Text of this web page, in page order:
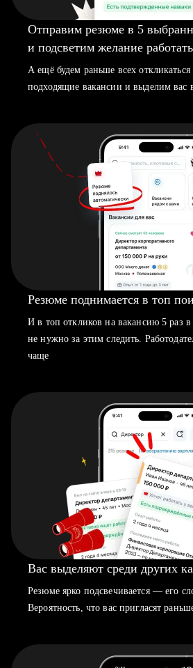
Отправим резюме в 5
и подсветим желание
А ещё будем раньше всех
подходящие вакансии и выделим вас
Резюме поднимается в топ
И в топ откликов на вакансию 5 раз
не нужно за этим следить.
чаще
Вас выделяют среди других
Резюме ярко подсвечивается — его
Вероятность, что вас пригласят